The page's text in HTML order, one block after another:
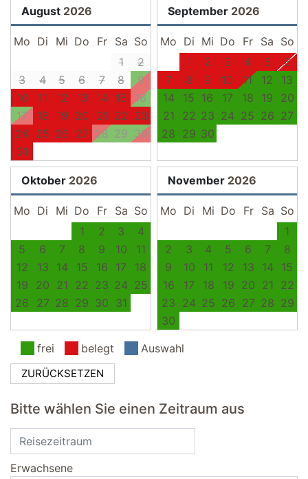
August 2026
Mo Di Mi Do Fr Sa So
1
2
3
4 5 6 7 8
9
10
11 12 13 14 15
16
17
18 19 20 21 22 23
24 25 26 27 28 29 30
31
September 2026
Mo Di Mi Do Fr Sa So
1
2 3 4 5
6
7
8 9 10 11 12
13
14
15 16 17 18 19
20
21
22 23 24 25 26 27
28 29 30
Oktober 2026
Mo Di Mi Do Fr Sa So
1
2 3
4
5
6 7 8 9 10
11
12
13 14 15 16 17
18
19
20 21 22 23 24 25
26
27 28 29 30 31
November 2026
Mo Di Mi Do Fr Sa So
1
2
3 4 5 6 7
8
9
10 11 12 13 14
15
16
17 18 19 20 21
22
23 24 25 26 27 28 29
30
frei
belegt Auswahl
ZURÜCKSETZEN
Bitte wählen Sie einen Zeitraum aus
Erwachsene